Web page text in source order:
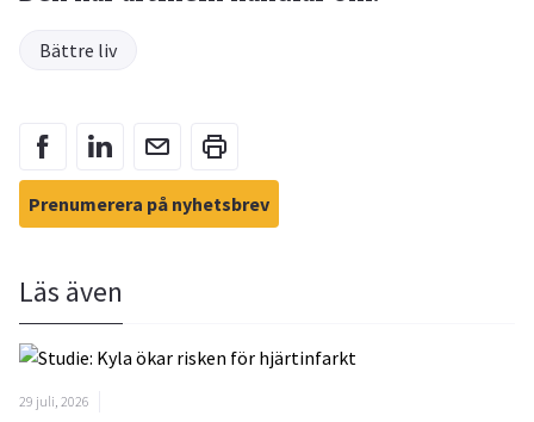
Bättre liv
Prenumerera på nyhetsbrev
Läs även
29 juli, 2026